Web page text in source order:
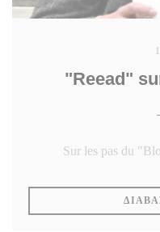
"Reead"
Sur les pas du